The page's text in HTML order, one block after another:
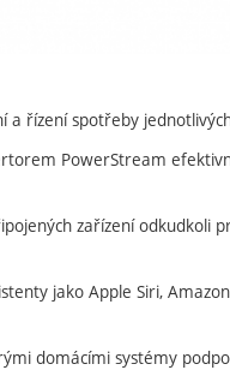
a řízení spotřeby
PowerStream
zařízení odkudkoli
jako Apple Siri,
domácími systémy